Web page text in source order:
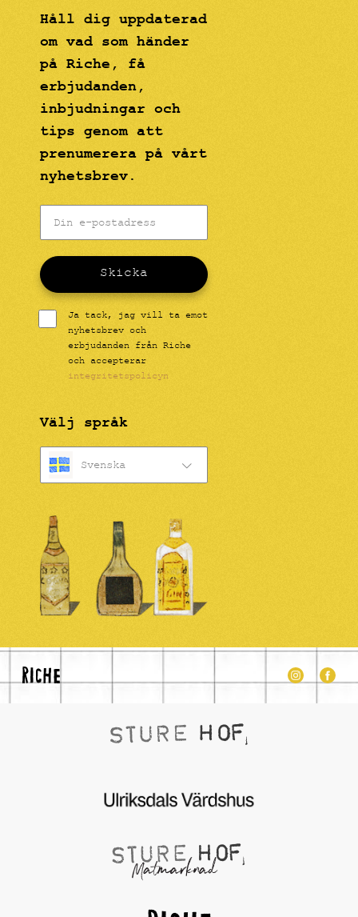
Håll dig uppdaterad
om vad som händer
på Riche, få
erbjudanden,
inbjudningar och
tips genom att
prenumerera på vårt
nyhetsbrev.
Skicka
Ja tack, jag vill ta emot
nyhetsbrev och
erbjudanden från Riche
och accepterar
integritetspolicyn
Välj språk
Svenska